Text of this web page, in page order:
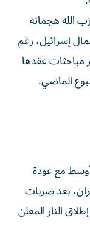
الله هجماته
إسرائيل، رغم
مباحثات عقدها
الماضي.
مع عودة
بعد ضربات
النار المعلن